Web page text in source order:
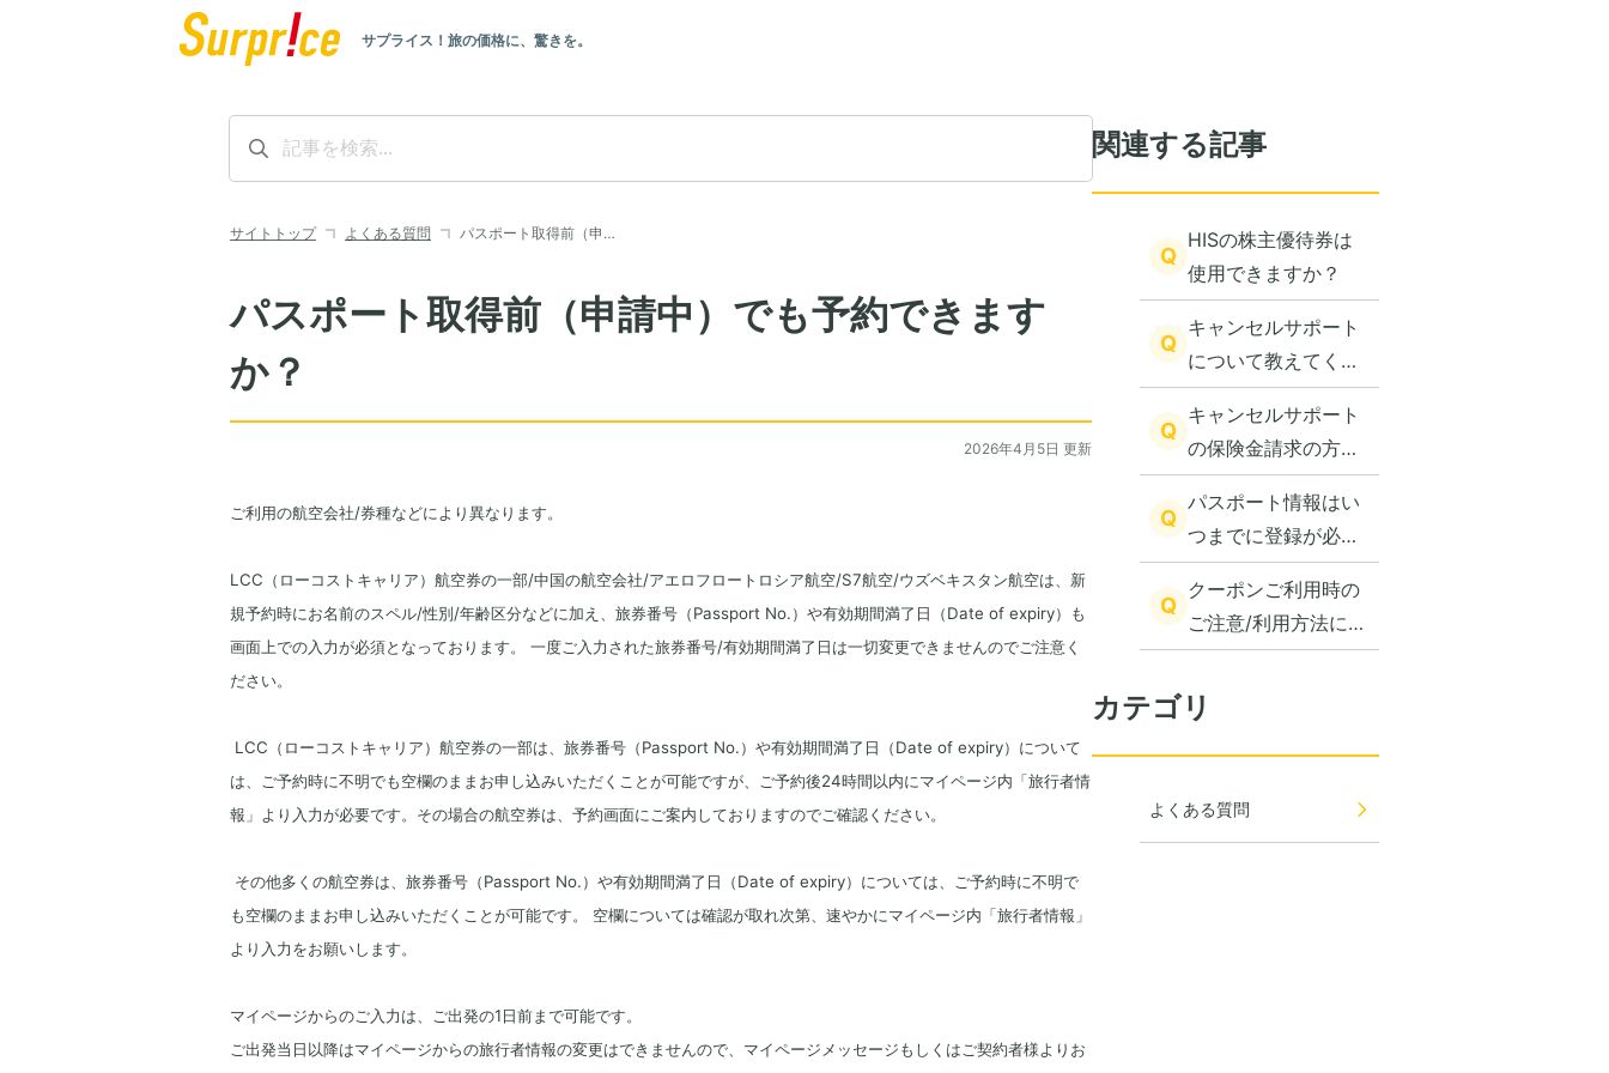
サプライス！旅の価格に、驚きを。
サイトトップ よくある質問 パスポート取得前（申…
パスポート取得前（申請中）でも予約できます
か？
2026年4月5日 更新
ご利用の航空会社/券種などにより異なります。
LCC（ローコストキャリア）航空券の一部/中国の航空会社/アエロフロートロシア航空/S7航空/ウズベキスタン航空は、新
規予約時にお名前のスペル/性別/年齢区分などに加え、旅券番号（Passport No.）や有効期間満了日（Date of expiry）も
画面上での入力が必須となっております。 一度ご入力された旅券番号/有効期間満了日は一切変更できませんのでご注意く
ださい。
LCC（ローコストキャリア）航空券の一部は、旅券番号（Passport No.）や有効期間満了日（Date of expiry）について
は、ご予約時に不明でも空欄のままお申し込みいただくことが可能ですが、ご予約後24時間以内にマイページ内「旅行者情
報」より入力が必要です。その場合の航空券は、予約画面にご案内しておりますのでご確認ください。
その他多くの航空券は、旅券番号（Passport No.）や有効期間満了日（Date of expiry）については、ご予約時に不明で
も空欄のままお申し込みいただくことが可能です。 空欄については確認が取れ次第、速やかにマイページ内「旅行者情報」
より入力をお願いします。
マイページからのご入力は、ご出発の1日前まで可能です。
ご出発当日以降はマイページからの旅行者情報の変更はできませんので、マイページメッセージもしくはご契約者様よりお
関連する記事
Q
HISの株主優待券は
使用できますか？
Q
キャンセルサポート
について教えてくだ
さい。
Q
キャンセルサポート
の保険金請求の方法
を教えてください。
Q
パスポート情報はい
つまでに登録が必要
ですか？
Q
クーポンご利用時の
ご注意/利用方法に関
して
カテゴリ
よくある質問